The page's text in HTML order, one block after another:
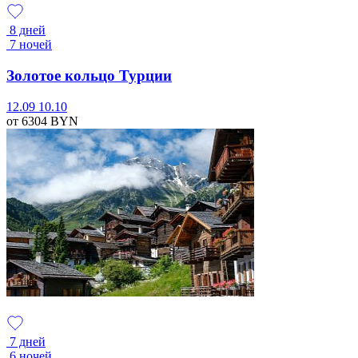
8 дней
7 ночей
Золотое кольцо Турции
12.09 10.10
от 6304 BYN
7 дней